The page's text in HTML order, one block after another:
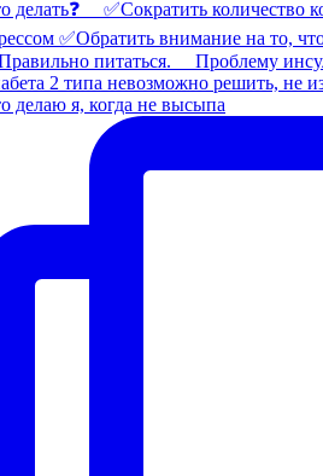
делаю я, когда не высыпа